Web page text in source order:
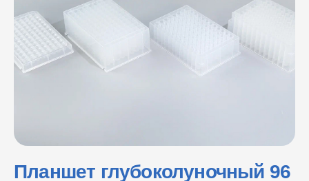
Планшет глубоколуночный 96